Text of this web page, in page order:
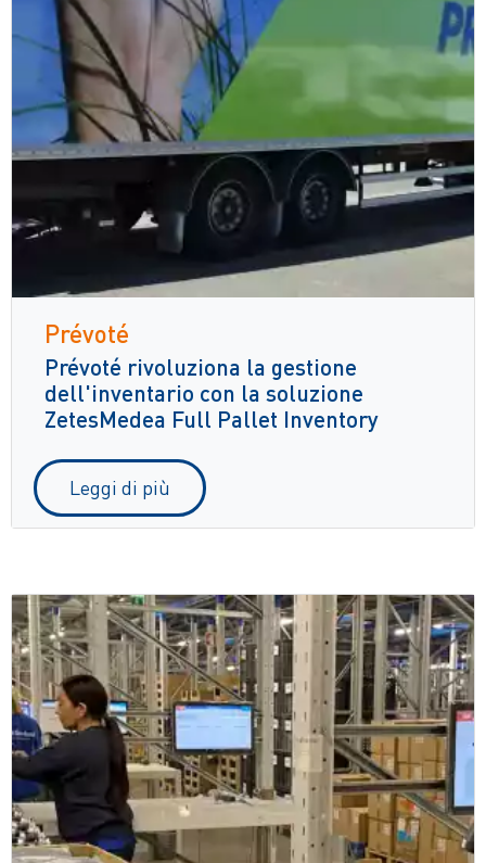
Prévoté
Prévoté rivoluziona la gestione
dell'inventario con la soluzione
ZetesMedea Full Pallet Inventory
Leggi di più